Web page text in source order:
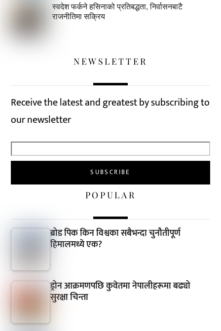
स्वदेश फर्कने हसिनाको प्रतिबद्धता, निर्वासनबाटै
राजनीतिमा सक्रिय
NEWSLETTER
Receive the latest and greatest by subscribing to
our newsletter
POPULAR
ब्रोड पिक किन विश्वका सबैभन्दा चुनौतीपूर्ण
हिमालमध्ये एक?
ड्रोन आक्रमणपछि कुवेतमा नेपालीहरूमा बढ्यो
सुरक्षा चिन्ता